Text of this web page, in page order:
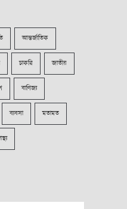
আন্তর্জাতিক
চাকরি জাতীয়
বাণিজ্য
ব্যবসা মতামত